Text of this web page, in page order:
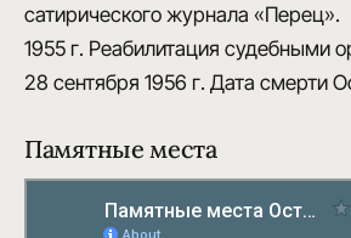
сатирического журнала «Перец».
1955 г. Реабилитация судебными
28 сентября 1956 г. Дата смерти
Памятные места